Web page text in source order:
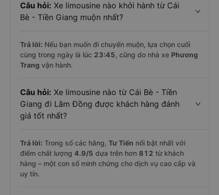
Câu hỏi: Xe limousine nào khởi hành từ Cái
Bè - Tiền Giang muộn nhất?
Trả lời: Nếu bạn muốn đi chuyến muộn, lựa chọn cuối
cùng trong ngày là lúc 23:45, cũng do nhà xe Phương
Trang vận hành.
Câu hỏi: Xe limousine nào từ Cái Bè - Tiền
Giang đi Lâm Đồng được khách hàng đánh
giá tốt nhất?
Trả lời: Trong số các hãng, Tư Tiến nổi bật nhất với
điểm chất lượng 4.9/5 dựa trên hơn 812 từ khách
hàng – một con số minh chứng cho dịch vụ cao cấp và
uy tín.